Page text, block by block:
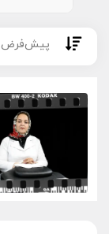
پیش‌فرض